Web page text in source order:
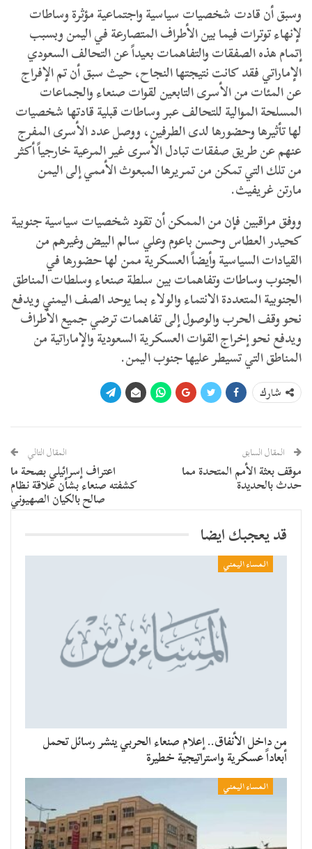
وسبق أن قادت شخصيات سياسية واجتماعية مؤثرة وساطات
لإنهاء توترات فيما بين الأطراف المتصارعة في اليمن وبسبب
إتمام هذه الصفقات والتفاهمات بعيداً عن التحالف السعودي
الإماراتي فقد كانت نتيجتها النجاح، حيث سبق أن تم الإفراج
عن المئات من الأسرى التابعين لقوات صنعاء والجماعات
المسلحة الموالية للتحالف عبر وساطات قبلية قادتها شخصيات
لها تأثيرها وحضورها لدى الطرفين، ووصل عدد الأسرى المفرج
عنهم عن طريق صفقات تبادل الأسرى غير المرعية خارجياً أكثر
من تلك التي تمكن من تمريرها المبعوث الأممي إلى اليمن
مارتن غريفيث.
ووفق مراقبين فإن من الممكن أن تقود شخصيات سياسية جنوبية
كحيدر العطاس وحسن باعوم وعلي سالم البيض وغيرهم من
القيادات السياسية وأيضاً العسكرية ممن لها حضورها في
الجنوب وساطات وتفاهمات بين سلطة صنعاء وسلطات المناطق
الجنوبية المتعددة الانتماء والولاء بما يوحد الصف اليمني ويدفع
نحو وقف الحرب والوصول إلى تفاهمات ترضي جميع الأطراف
ويدفع نحو إخراج القوات العسكرية السعودية والإماراتية من
المناطق التي تسيطر عليها جنوب اليمن.
شارك
المقال السابق
موقف بعثة الأمم المتحدة مما
حدث بالحديدة
المقال التالي
اعتراف إسرائيلي بصحة ما
كشفته صنعاء بشأن علاقة نظام
صالح بالكيان الصهيوني
قد يعجبك ايضا
المساء اليمني
من داخل الأنفاق.. إعلام صنعاء الحربي ينشر رسائل تحمل
أبعاداً عسكرية واستراتيجية خطيرة
المساء اليمني